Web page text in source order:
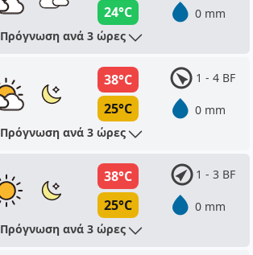
24°C
0 mm
Πρόγνωση ανά 3 ώρες
38°C
25°C
1 - 4 BF
0 mm
Πρόγνωση ανά 3 ώρες
38°C
25°C
1 - 3 BF
0 mm
Πρόγνωση ανά 3 ώρες